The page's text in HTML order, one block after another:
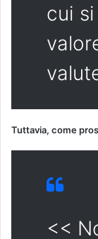
cui
Tuttavia, come
<<